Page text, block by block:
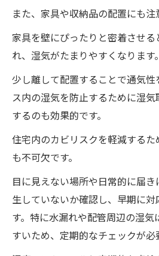
また、家具や収納品の配置にも注
家具を壁にぴったりと密着させ
れ、湿気がたまりやすくなります。
少し離して配置することで通気
ス内の湿気を防止するために湿
するのも効果的です。
住宅内のカビリスクを軽減する
も不可欠です。
目に見えない場所や日常的に届
生していないか確認し、早期に
す。特に水漏れや配管周辺の湿
すいため、定期的なチェックが必